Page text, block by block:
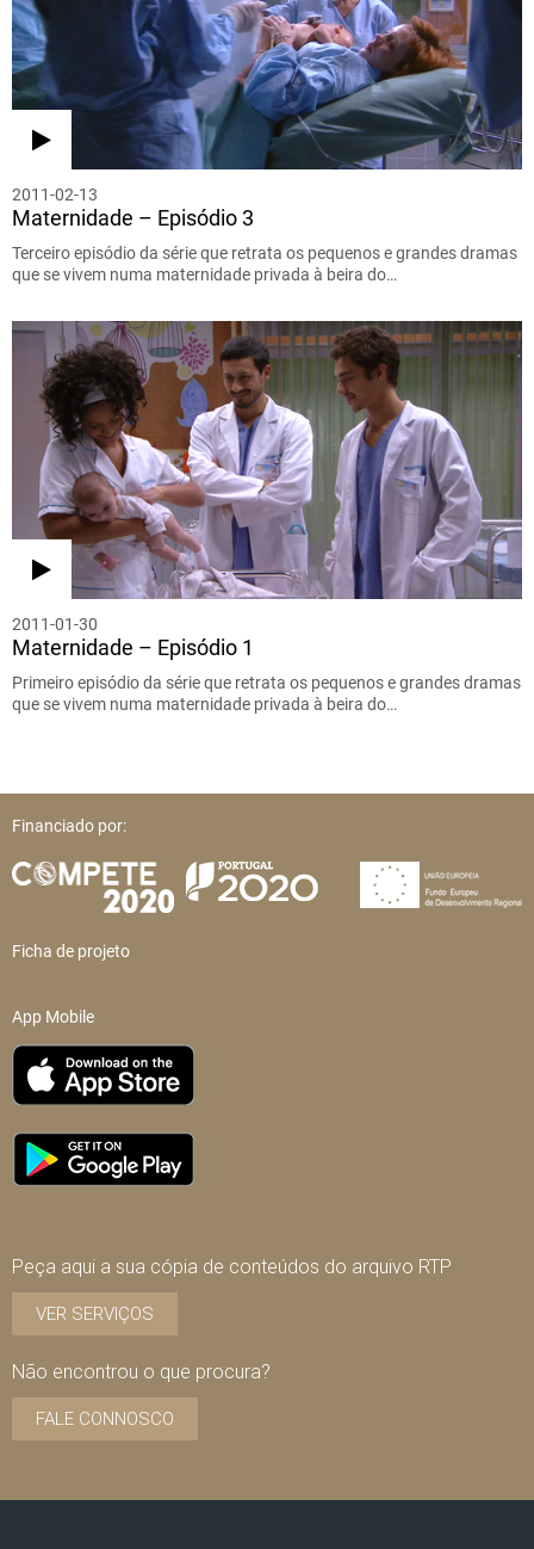
2011-02-13
Maternidade – Episódio 3
Terceiro episódio da série que retrata os pequenos e grandes dramas
que se vivem numa maternidade privada à beira do…
2011-01-30
Maternidade – Episódio 1
Primeiro episódio da série que retrata os pequenos e grandes dramas
que se vivem numa maternidade privada à beira do…
Financiado por:
Ficha de projeto
App Mobile
Peça aqui a sua cópia de conteúdos do arquivo RTP
VER SERVIÇOS
Não encontrou o que procura?
FALE CONNOSCO